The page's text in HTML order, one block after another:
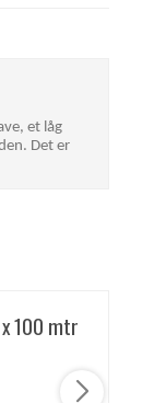
et låg
Det er
100 mtr